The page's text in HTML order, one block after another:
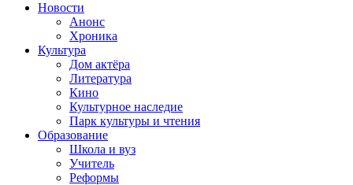
Новости
Анонс
Хроника
Культура
Дом актёра
Литература
Кино
Культурное наследие
Парк культуры и чтения
Образование
Школа и вуз
Учитель
Реформы